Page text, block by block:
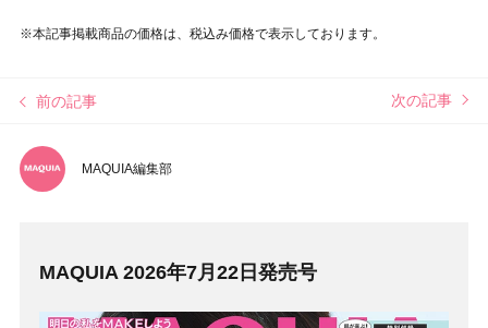
※本記事掲載商品の価格は、税込み価格で表示しております。
前の記事 次の記事
MAQUIA編集部
MAQUIA 2026年7月22日発売号